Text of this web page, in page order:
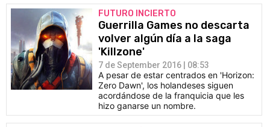
FUTURO INCIERTO
Guerrilla Games no descarta
volver algún día a la saga
'Killzone'
7 de September 2016 | 08:53
A pesar de estar centrados en 'Horizon:
Zero Dawn', los holandeses siguen
acordándose de la franquicia que les
hizo ganarse un nombre.